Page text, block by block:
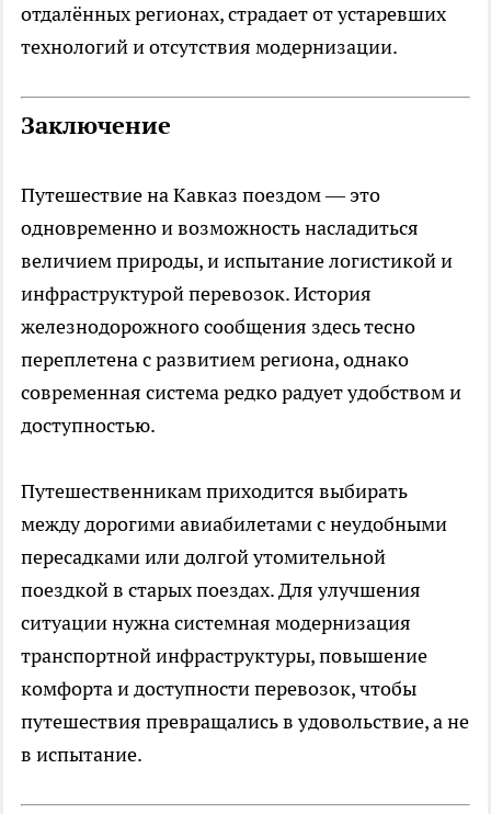
отдалённых регионах, страдает от устаревших
технологий и отсутствия модернизации.
Заключение
Путешествие на Кавказ поездом — это
одновременно и возможность насладиться
величием природы, и испытание логистикой и
инфраструктурой перевозок. История
железнодорожного сообщения здесь тесно
переплетена с развитием региона, однако
современная система редко радует удобством и
доступностью.
Путешественникам приходится выбирать
между дорогими авиабилетами с неудобными
пересадками или долгой утомительной
поездкой в старых поездах. Для улучшения
ситуации нужна системная модернизация
транспортной инфраструктуры, повышение
комфорта и доступности перевозок, чтобы
путешествия превращались в удовольствие, а не
в испытание.